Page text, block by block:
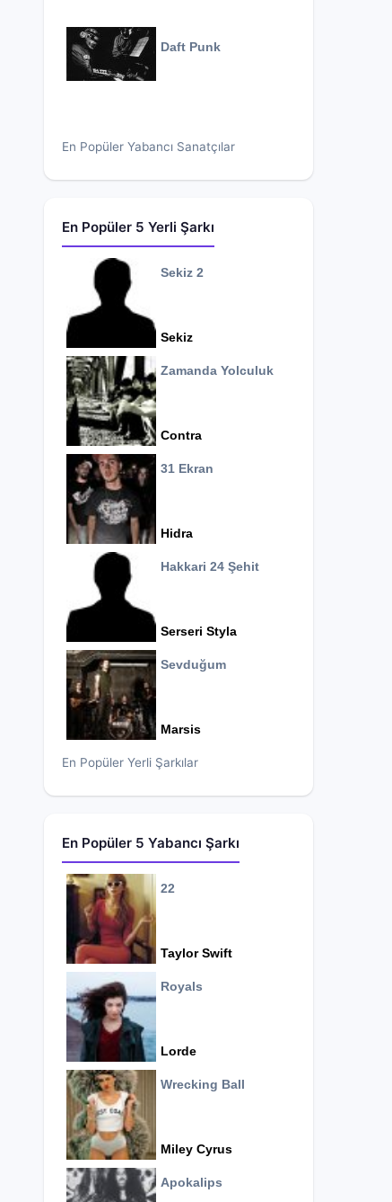
Daft Punk
En Popüler Yabancı Sanatçılar
En Popüler 5 Yerli Şarkı
Sekiz 2
Sekiz
Zamanda Yolculuk
Contra
31 Ekran
Hidra
Hakkari 24 Şehit
Serseri Styla
Sevduğum
Marsis
En Popüler Yerli Şarkılar
En Popüler 5 Yabancı Şarkı
22
Taylor Swift
Royals
Lorde
Wrecking Ball
Miley Cyrus
Apokalips